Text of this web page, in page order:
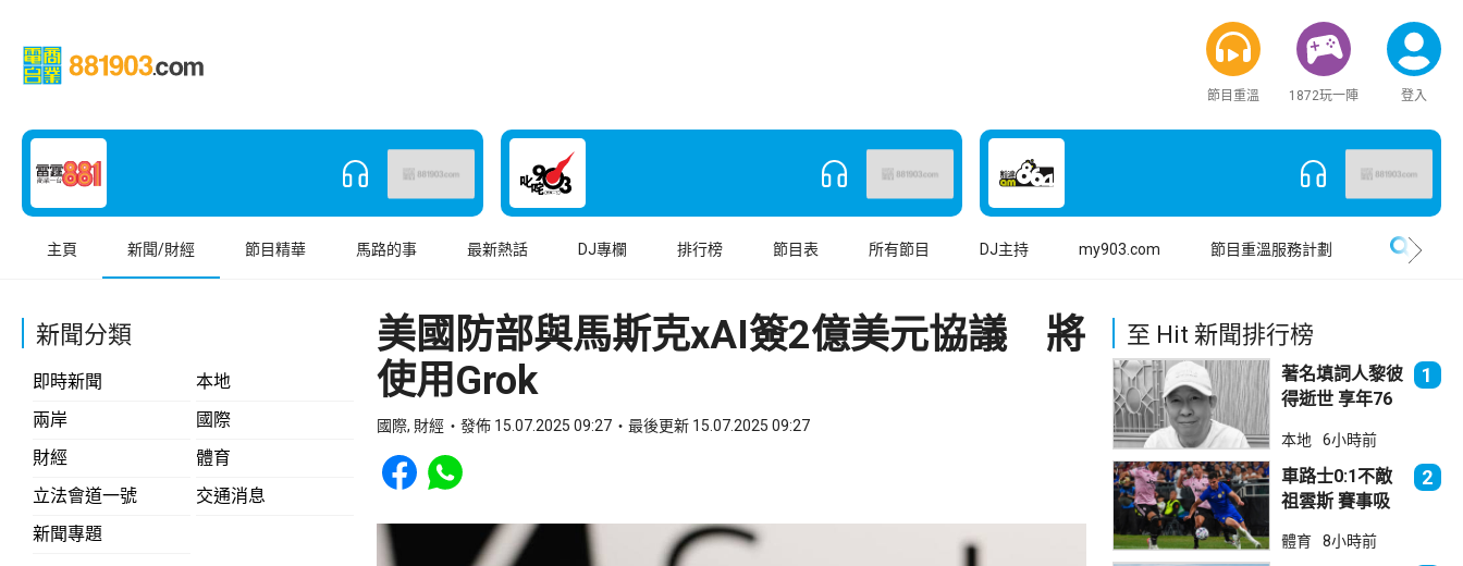
節目重溫 1872玩一陣 登入
主頁 新聞/財經 節目精華 馬路的事 最新熱話 DJ專欄 排行榜 節目表 所有節目 DJ主持 my903.com 節目重溫服務計劃
新聞分類
即時新聞
本地
兩岸
國際
財經
體育
立法會道一號
交通消息
新聞專題
美國防部與馬斯克xAI簽2億美元協議 將
使用Grok
國際, 財經 發佈 15.07.2025 09:27 最後更新 15.07.2025 09:27
Share to Facebook
Share to WhatsApp
至 Hit 新聞排行榜
著名填詞人黎彼
得逝世 享年76
1
本地 6小時前
車路士0:1不敵
祖雲斯 賽事吸
入場
2
體育 8小時前